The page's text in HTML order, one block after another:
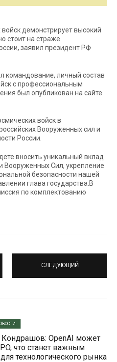
демонстрирует высокий
стоит на страже
заявил президент РФ
командование, личный состав
с профессиональным
был опубликован на сайте
войск в
Вооруженных сил и
России.
вносить уникальный вклад
Сил, укрепление
безопасности нашей
глава государства.В
по комплектованию
СЛЕДУЮЩИЙ
Кондрашов: OpenAI может
что станет важным
технологического рынка